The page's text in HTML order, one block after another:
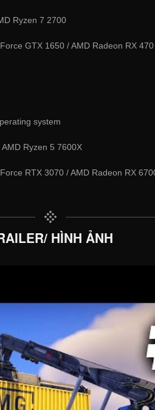
Ryzen 7 2700
GTX 1650 / AMD Radeon RX
system
Ryzen 5 7600X
RTX 3070 / AMD Radeon RX
HÌNH ẢNH